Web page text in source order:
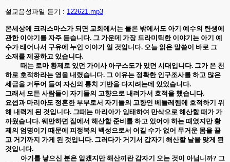
설교음성파일 듣기 : 122621.mp3
온세상에 크리스마스가 되면 교회에서는 물론 밖에서도 아기 예수의 탄생에
관한 이야기를 자주 듣습니다. 그 가운데 가장 드라미틱한 이야기는 아기 예
수가 태어나서 구유에 누인 이야기 일 것입니다. 오늘 읽은 말씀이 바로 그
소재를 제공하고 있습니다.
때는 로마 황제로 있던 가이사 아구스도가 있던 시대입니다. 그가 온 천
하로 호적하라는 영을 내렸습니다. 그 이유는 정확한 인구조사를 하고 많은
세금을 거두어 들여 자신의 통치 기반을 다지려는데 있었습니다.
그래서 모든 사람들이 자기들의 고향으로 내려가서 호적을 했습니다.
요셉과 마리아도 정혼한 부부로서 자기들의 고향인 베들레헴에 호적하기 위
해 내력게 된 것입니다. 그때는 마리아가 잉태하여 만삭으로 해산할 때가 가
까웠습니다. 웨만하면 집에서 해산할 준비를 하고 있어야 하는 때였지만 황
제의 엄명이기 때문에 피정복의 백성으로서 어길 수가 없어 무거운 몸을 끌
고 거기까지 가게 된 것입니다. 그러다가 거기서 갑자기 해산할 날을 맞게 된
것입니다.
아기를 낳으신 분은 알겠지만 해산끼란 갑자기 오는 것이 아닙니까? 그